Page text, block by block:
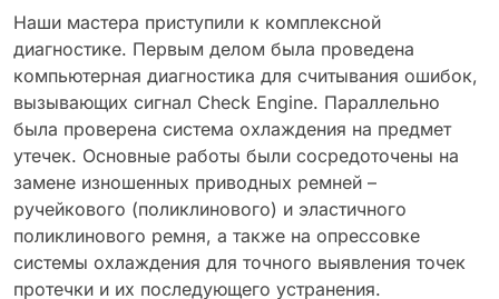
Наши мастера приступили к комплексной
диагностике. Первым делом была проведена
компьютерная диагностика для считывания ошибок,
вызывающих сигнал Check Engine. Параллельно
была проверена система охлаждения на предмет
утечек. Основные работы были сосредоточены на
замене изношенных приводных ремней –
ручейкового (поликлинового) и эластичного
поликлинового ремня, а также на опрессовке
системы охлаждения для точного выявления точек
протечки и их последующего устранения.